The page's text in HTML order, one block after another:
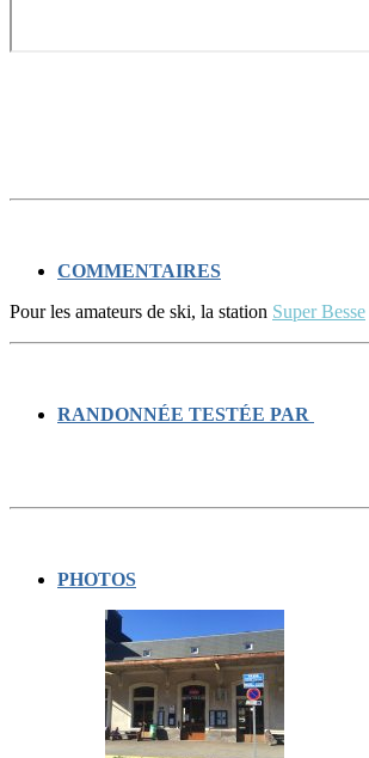
COMMENTAIRES
Pour les amateurs de ski, la station Super Besse
RANDONNÉE TESTÉE PAR
PHOTOS